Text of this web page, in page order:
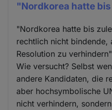
"Nordkorea hatte
"Nordkorea hatte bis
rechtlich nicht bindende,
Resolution zu verhindern"
Wie versucht? Selbst
andere Kandidaten, die
aber hochsymbolische
nicht verhindern,